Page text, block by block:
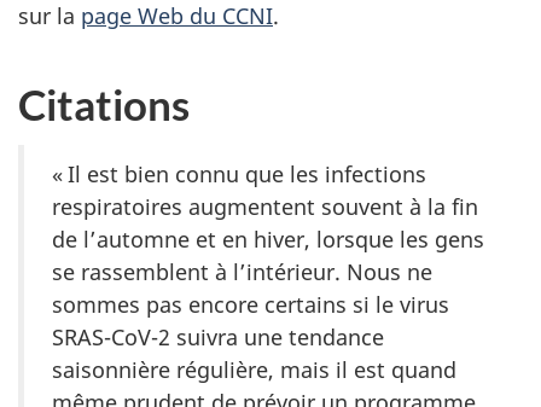
sur la page Web du CCNI.
Citations
« Il est bien connu que les infections
respiratoires augmentent souvent à la fin
de l’automne et en hiver, lorsque les gens
se rassemblent à l’intérieur. Nous ne
sommes pas encore certains si le virus
SRAS-CoV-2 suivra une tendance
saisonnière régulière, mais il est quand